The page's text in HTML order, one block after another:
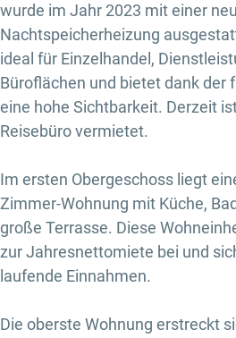
wurde im Jahr 2023 mit einer
Nachtspeicherheizung
ideal für Einzelhandel,
Büroflächen und bietet dank der
eine hohe Sichtbarkeit. Derzeit
Reisebüro vermietet.
Im ersten Obergeschoss liegt
Zimmer-Wohnung mit Küche,
große Terrasse. Diese
zur Jahresnettomiete bei und
laufende Einnahmen.
Die oberste Wohnung erstreckt